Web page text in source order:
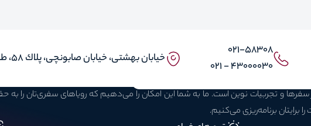
۰۲۱-58308
43000030 - 021
خيابان بهشتى، خيابان صابونچى، پلاك ٥٨، طبقه ٣، واحد ۱ و ۵
سفرها و تجربیات نوین است. ما به شما این امکان را می‌دهیم که رویاهای سفری‌تان را
برایتان برنامه‌ریزی می‌کنیم.